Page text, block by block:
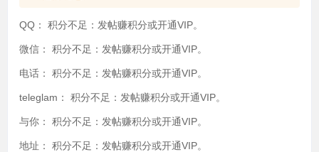
QQ： 积分不足：发帖赚积分或开通VIP。
微信： 积分不足：发帖赚积分或开通VIP。
电话： 积分不足：发帖赚积分或开通VIP。
teleglam： 积分不足：发帖赚积分或开通VIP。
与你： 积分不足：发帖赚积分或开通VIP。
地址： 积分不足：发帖赚积分或开通VIP。